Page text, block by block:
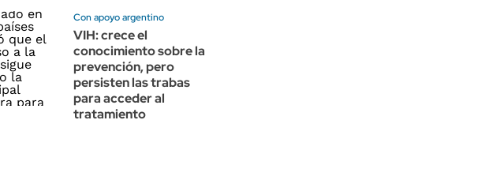
Con apoyo argentino
VIH: crece el
conocimiento sobre la
prevención, pero
persisten las trabas
para acceder al
tratamiento